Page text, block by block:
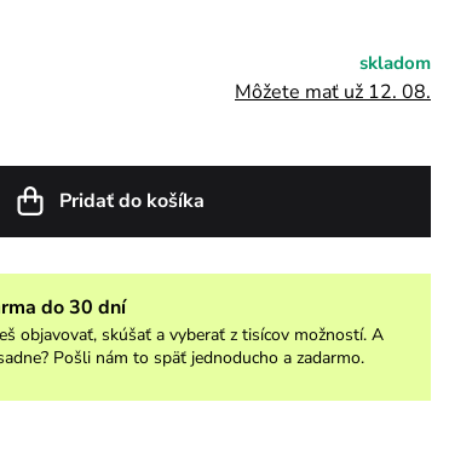
skladom
Môžete mať už 12. 08.
Pridať do košíka
do 30 dní
objavovať, skúšať a vyberať z tisícov možností. A
Pošli nám to späť jednoducho a zadarmo.